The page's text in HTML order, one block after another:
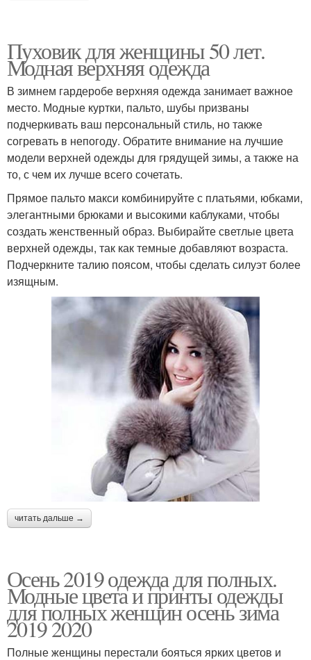
Пуховик для женщины 50 лет.
Модная верхняя одежда
В зимнем гардеробе верхняя одежда занимает важное
место. Модные куртки, пальто, шубы призваны
подчеркивать ваш персональный стиль, но также
согревать в непогоду. Обратите внимание на лучшие
модели верхней одежды для грядущей зимы, а также на
то, с чем их лучше всего сочетать.
Прямое пальто макси комбинируйте с платьями, юбками,
элегантными брюками и высокими каблуками, чтобы
создать женственный образ. Выбирайте светлые цвета
верхней одежды, так как темные добавляют возраста.
Подчеркните талию поясом, чтобы сделать силуэт более
изящным.
читать дальше →
Осень 2019 одежда для полных.
Модные цвета и принты одежды
для полных женщин осень зима
2019 2020
Полные женщины перестали бояться ярких цветов и